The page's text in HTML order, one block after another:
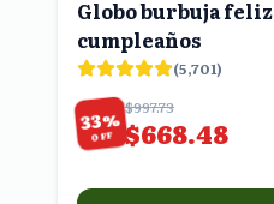
Globo burbuja feliz
cumpleaños
(5,701)
33%
OFF
$997.73
$668.48